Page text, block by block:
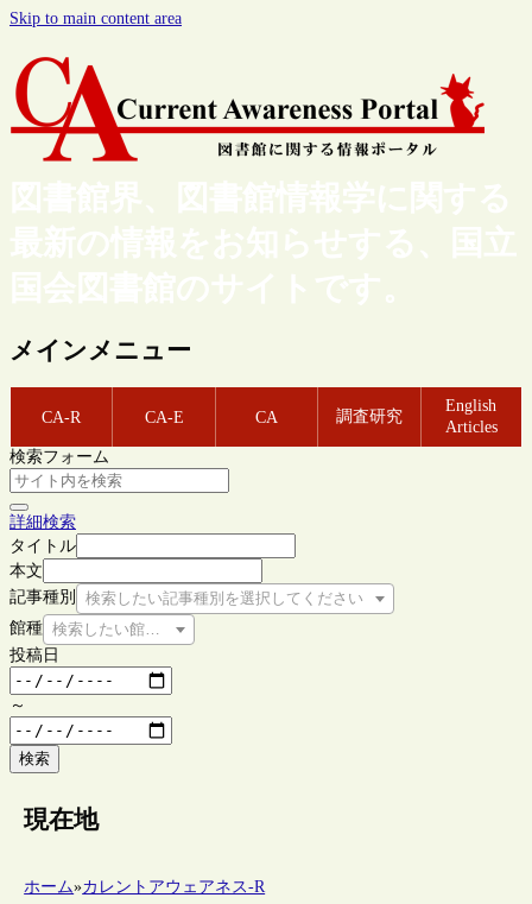
Skip to main content area
図書館界、図書館情報学に関する
最新の情報をお知らせする、国立
国会図書館のサイトです。
メインメニュー
CA-R CA-E CA 調査研究
English
Articles
検索フォーム
詳細検索
タイトル
本文
記事種別
検索したい記事種別を選択してください
館種 検索したい館種を選択してください
投稿日
～
検索
現在地
ホーム»カレントアウェアネス-R